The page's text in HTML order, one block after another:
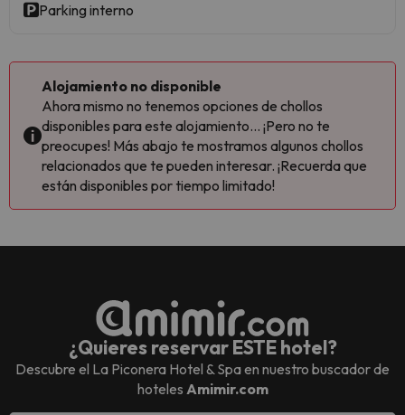
Parking interno
Alojamiento no disponible
Ahora mismo no tenemos opciones de chollos
disponibles para este alojamiento... ¡Pero no te
preocupes! Más abajo te mostramos algunos chollos
relacionados que te pueden interesar. ¡Recuerda que
están disponibles por tiempo limitado!
¿Quieres reservar ESTE hotel?
Descubre el La Piconera Hotel & Spaen nuestro buscador de
hoteles Amimir.com